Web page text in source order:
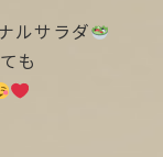
ルサラダ
も